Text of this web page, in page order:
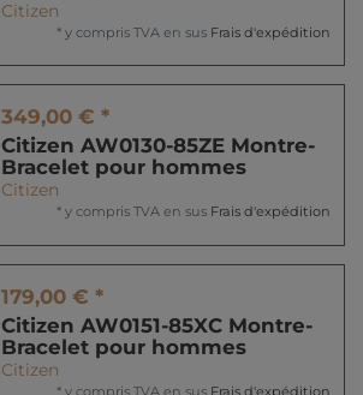
Citizen
* y compris TVA en sus Frais d'expédition
349,00 € *
Citizen AW0130-85ZE Montre-
Bracelet pour hommes
Citizen
* y compris TVA en sus Frais d'expédition
179,00 € *
Citizen AW0151-85XC Montre-
Bracelet pour hommes
Citizen
* y compris TVA en sus Frais d'expédition